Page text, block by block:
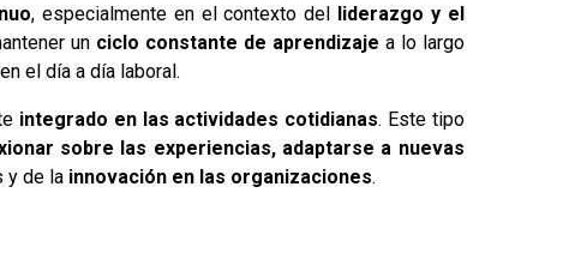
, especialmente en el contexto del liderazgo y el
unciclo constante de aprendizaje a lo largo
en el día a día laboral.
integrado en las actividades cotidianas. Este tipo
sobre las experiencias, adaptarse a nuevas
y de la innovación en las organizaciones.